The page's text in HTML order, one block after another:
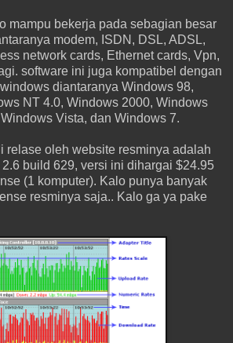
mampu bekerja pada sebagian besar
modem, ISDN, DSL, ADSL,
network cards, Ethernet cards, Vpn,
software ini juga kompatibel dengan
diantaranya Windows 98,
NT 4.0, Windows 2000, Windows
Vista, dan Windows 7.
relase oleh website resminya adalah
build 629, versi ini dihargai $24.95
(1 komputer). Kalo punya banyak
resminya saja.. Kalo ga ya pake